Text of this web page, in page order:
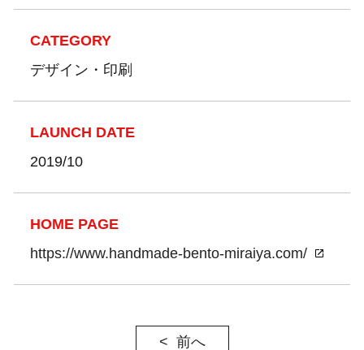
CATEGORY
デザイン・印刷
LAUNCH DATE
2019/10
HOME PAGE
https://www.handmade-bento-miraiya.com/
前へ